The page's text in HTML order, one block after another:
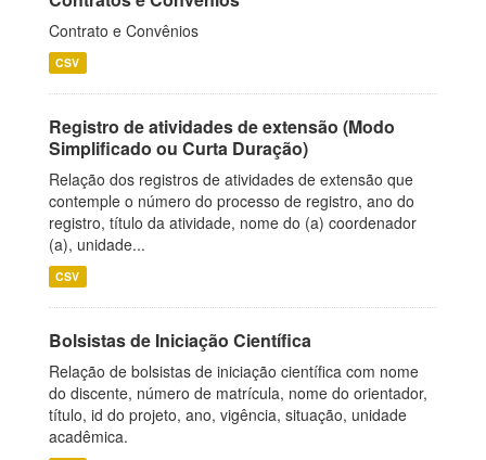
Contrato e Convênios
CSV
Registro de atividades de extensão (Modo
Simplificado ou Curta Duração)
Relação dos registros de atividades de extensão que
contemple o número do processo de registro, ano do
registro, título da atividade, nome do (a) coordenador
(a), unidade...
CSV
Bolsistas de Iniciação Científica
Relação de bolsistas de iniciação científica com nome
do discente, número de matrícula, nome do orientador,
título, id do projeto, ano, vigência, situação, unidade
acadêmica.